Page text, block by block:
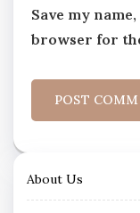
Save my
browser for
About Us